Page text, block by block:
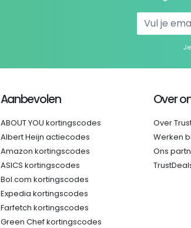
Aanbevolen
ABOUT YOU kortingscodes
Albert Heijn actiecodes
Amazon kortingscodes
ASICS kortingscodes
Bol.com kortingscodes
Expedia kortingscodes
Farfetch kortingscodes
Green Chef kortingscodes
Over
Over
Werken
Ons